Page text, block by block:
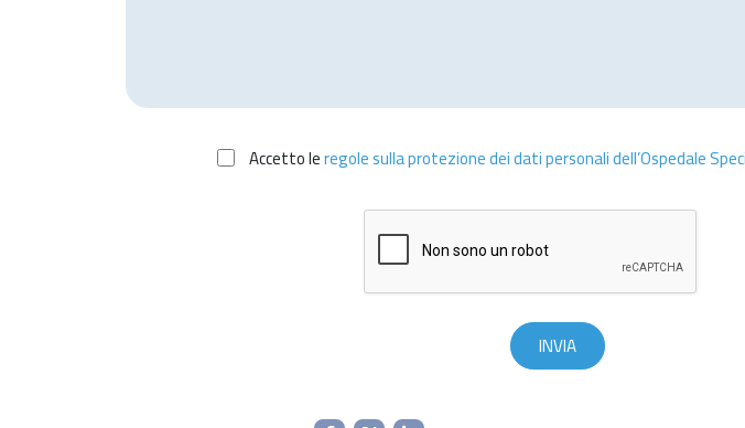
Accetto leregole sulla protezione dei dati personali dell’Ospedale